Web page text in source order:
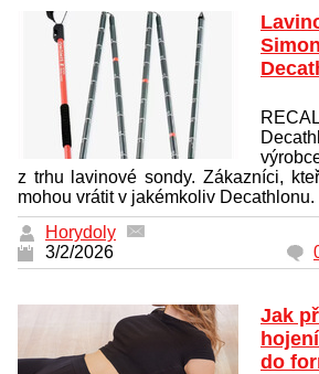
z trhu lavinové sondy. Zákazníci,
mohou vrátit v jakémkoliv Decathlonu.
Horydoly
3/2/2026
Jak
do